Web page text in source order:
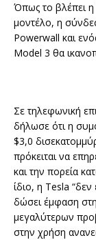
Όπως το βλέπει
μοντέλο, η
Powerwall και
Model 3 θα
Σε τηλεφωνική
δήλωσε ότι η
$3,0
πρόκειται να
και την πορεία
ίδιο, η Tesla “δεν
δώσει έμφαση
μεγαλύτερων
στην χρήση